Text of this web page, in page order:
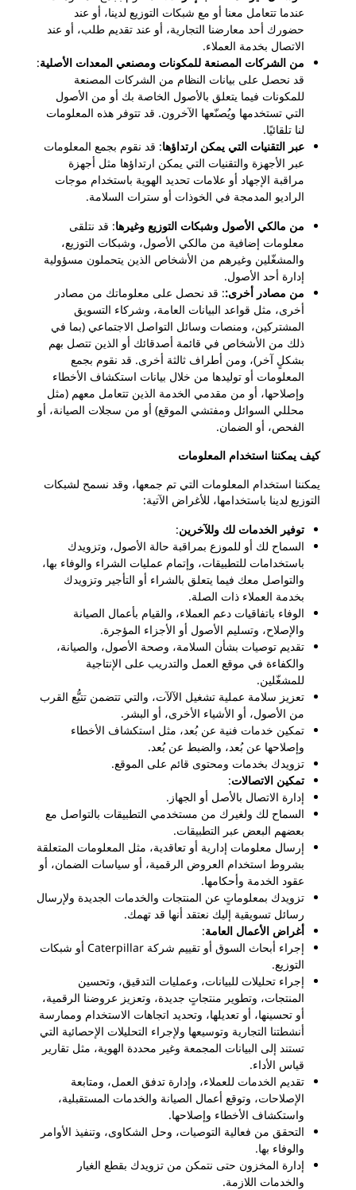
عندما تتعامل معنا أو مع شبكات التوزيع لدينا، أو عند
حضورك أحد معارضنا التجارية، أو عند تقديم طلب، أو عند
الاتصال بخدمة العملاء.
من الشركات المصنعة للمكونات ومصنعي المعدات الأصلية:
قد نحصل على بيانات النظام من الشركات المصنعة
للمكونات فيما يتعلق بالأصول الخاصة بك أو من الأصول
التي تستخدمها ويُصنّعها الآخرون. قد تتوفر هذه المعلومات
لنا تلقائيًا.
عبر التقنيات التي يمكن ارتداؤها: قد نقوم بجمع المعلومات
عبر الأجهزة والتقنيات التي يمكن ارتداؤها مثل أجهزة
مراقبة الإجهاد أو علامات تحديد الهوية باستخدام موجات
الراديو المدمجة في الخوذات أو سترات السلامة.
من مالكي الأصول وشبكات التوزيع وغيرها: قد نتلقى
معلومات إضافية من مالكي الأصول، وشبكات التوزيع،
والمشغّلين وغيرهم من الأشخاص الذين يتحملون مسؤولية
إدارة أحد الأصول.
من مصادر أخرى:: قد نحصل على معلوماتك من مصادر
أخرى، مثل قواعد البيانات العامة، وشركاء التسويق
المشتركين، ومنصات وسائل التواصل الاجتماعي (بما في
ذلك من الأشخاص في قائمة أصدقائك أو الذين تتصل بهم
بشكلٍ آخر)، ومن أطراف ثالثة أخرى. قد نقوم بجمع
المعلومات أو توليدها من خلال بيانات استكشاف الأخطاء
وإصلاحها، أو من مقدمي الخدمة الذين تتعامل معهم (مثل
محللي السوائل ومفتشي الموقع) أو من سجلات الصيانة، أو
الفحص، أو الضمان.
كيف يمكننا استخدام المعلومات
يمكننا استخدام المعلومات التي تم جمعها، وقد نسمح لشبكات
التوزيع لدينا باستخدامها، للأغراض الآتية:
توفير الخدمات لك وللآخرين:
السماح لك أو للموزع بمراقبة حالة الأصول، وتزويدك
باستخدامات للتطبيقات، وإتمام عمليات الشراء والوفاء بها،
والتواصل معك فيما يتعلق بالشراء أو التأجير وتزويدك
بخدمة العملاء ذات الصلة.
الوفاء باتفاقيات دعم العملاء، والقيام بأعمال الصيانة
والإصلاح، وتسليم الأصول أو الأجزاء المؤجرة.
تقديم توصيات بشأن السلامة، وصحة الأصول، والصيانة،
والكفاءة في موقع العمل والتدريب على الإنتاجية
للمشغّلين.
تعزيز سلامة عملية تشغيل الآلآت، والتي تتضمن تتبُّع القرب
من الأصول، أو الأشياء الأخرى، أو البشر.
تمكين خدمات فنية عن بُعد، مثل استكشاف الأخطاء
وإصلاحها عن بُعد، والضبط عن بُعد.
تزويدك بخدمات ومحتوى قائم على الموقع.
تمكين الاتصالات:
إدارة الاتصال بالأصل أو الجهاز.
السماح لك ولغيرك من مستخدمي التطبيقات بالتواصل مع
بعضهم البعض عبر التطبيقات.
إرسال معلومات إدارية أو تعاقدية، مثل المعلومات المتعلقة
بشروط استخدام العروض الرقمية، أو سياسات الضمان، أو
عقود الخدمة وأحكامها.
تزويدك بمعلوماتٍ عن المنتجات والخدمات الجديدة ولإرسال
رسائل تسويقية إليك نعتقد أنها قد تهمك.
أغراض الأعمال العامة:
إجراء أبحاث السوق أو تقييم شركة Caterpillar أو شبكات
التوزيع.
إجراء تحليلات للبيانات، وعمليات التدقيق، وتحسين
المنتجات، وتطوير منتجاتٍ جديدة، وتعزيز عروضنا الرقمية،
أو تحسينها، أو تعديلها، وتحديد اتجاهات الاستخدام وممارسة
أنشطتنا التجارية وتوسيعها ولإجراء التحليلات الإحصائية التي
تستند إلى البيانات المجمعة وغير محددة الهوية، مثل تقارير
قياس الأداء.
تقديم الخدمات للعملاء، وإدارة تدفق العمل، ومتابعة
الإصلاحات، وتوقع أعمال الصيانة والخدمات المستقبلية،
واستكشاف الأخطاء وإصلاحها.
التحقق من فعالية التوصيات، وحل الشكاوى، وتنفيذ الأوامر
والوفاء بها.
إدارة المخزون حتى نتمكن من تزويدك بقطع الغيار
والخدمات اللازمة.